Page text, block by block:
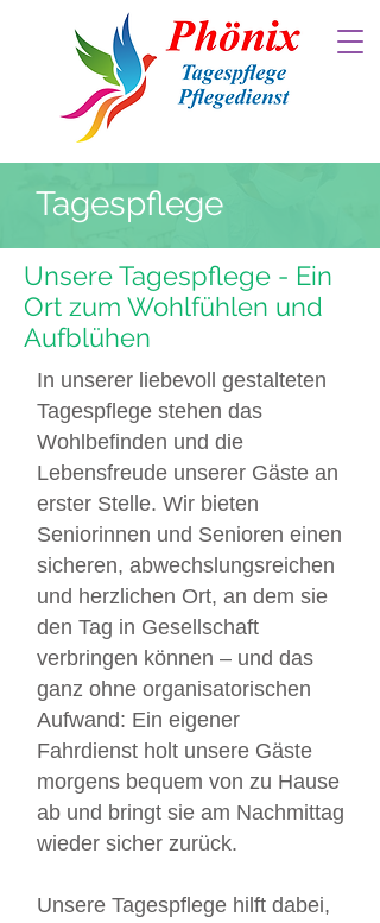
Tagespflege
Unsere Tagespflege - Ein
Ort zum Wohlfühlen und
Aufblühen
In unserer liebevoll gestalteten
Tagespflege stehen das
Wohlbefinden und die
Lebensfreude unserer Gäste an
erster Stelle. Wir bieten
Seniorinnen und Senioren einen
sicheren, abwechslungsreichen
und herzlichen Ort, an dem sie
den Tag in Gesellschaft
verbringen können – und das
ganz ohne organisatorischen
Aufwand: Ein eigener
Fahrdienst holt unsere Gäste
morgens bequem von zu Hause
ab und bringt sie am Nachmittag
wieder sicher zurück.
Unsere Tagespflege hilft dabei,